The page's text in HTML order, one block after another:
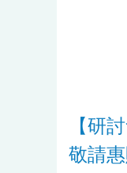
【研
敬請